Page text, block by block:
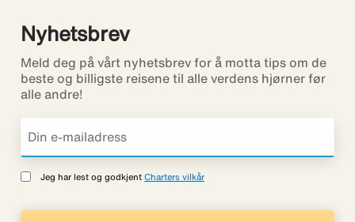
Nyhetsbrev
Meld deg på vårt nyhetsbrev for å motta tips om de
beste og billigste reisene til alle verdens hjørner før
alle andre!
Jeg har lest og godkjent Charters vilkår